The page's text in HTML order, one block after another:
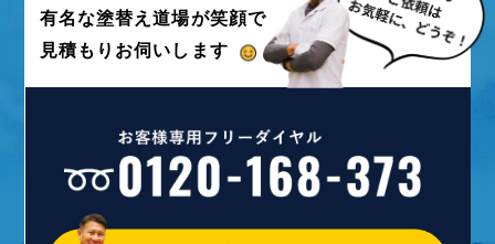
有名な塗替え道場が笑顔で
見積もりお伺いします